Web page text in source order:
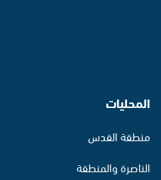
المحليات
منطقة القدس
الناصرة والمنطقة